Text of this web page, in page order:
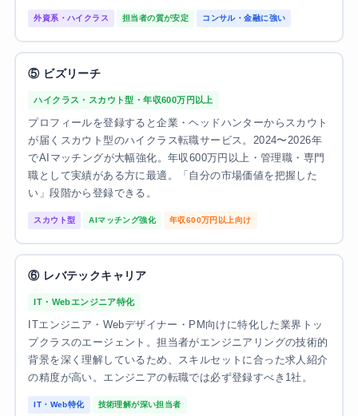
外資系・ハイクラス 担当者の質が安定 コンサル・金融に強い
⑤ ビズリーチ
ハイクラス・スカウト型・年収600万円以上
プロフィールを登録すると企業・ヘッドハンターからスカウト
が届くスカウト型のハイクラス転職サービス。2024〜2026年
でAIマッチングが大幅強化。年収600万円以上・管理職・専門
職として実績がある方に最適。「自分の市場価値を把握した
い」段階から登録できる。
スカウト型 AIマッチング強化 年収600万円以上向け
⑥ レバテックキャリア
IT・Webエンジニア特化
ITエンジニア・Webデザイナー・PM向けに特化した業界トッ
プクラスのエージェント。担当者がエンジニアリングの技術的
背景を深く理解しているため、スキルセットに合った求人紹介
の精度が高い。エンジニアの転職では必ず登録すべき1社。
IT・Web特化 技術理解が深い担当者